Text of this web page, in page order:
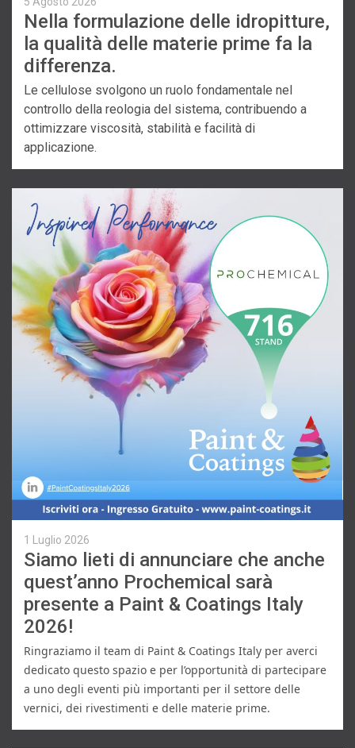
Nella formulazione delle idropitture,
la qualità delle materie prime fa la
differenza.
Le cellulose svolgono un ruolo fondamentale nel
controllo della reologia del sistema, contribuendo a
ottimizzare viscosità, stabilità e facilità di
applicazione.
1 Luglio 2026
Siamo lieti di annunciare che anche
quest’anno Prochemical sarà
presente a Paint & Coatings Italy
2026!
Ringraziamo il team di Paint & Coatings Italy per averci
dedicato questo spazio e per l’opportunità di partecipare
a uno degli eventi più importanti per il settore delle
vernici, dei rivestimenti e delle materie prime.